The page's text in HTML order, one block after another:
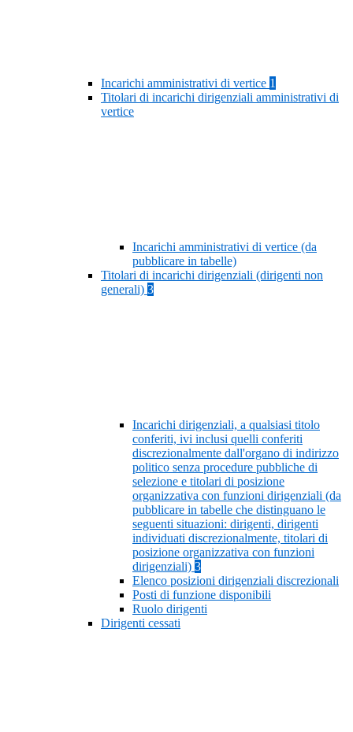
Incarichi amministrativi di vertice 1
Titolari di incarichi dirigenziali amministrativi di
vertice
Incarichi amministrativi di vertice (da
pubblicare in tabelle)
Titolari di incarichi dirigenziali (dirigenti non
generali) 3
Incarichi dirigenziali, a qualsiasi titolo
conferiti, ivi inclusi quelli conferiti
discrezionalmente dall'organo di indirizzo
politico senza procedure pubbliche di
selezione e titolari di posizione
organizzativa con funzioni dirigenziali (da
pubblicare in tabelle che distinguano le
seguenti situazioni: dirigenti, dirigenti
individuati discrezionalmente, titolari di
posizione organizzativa con funzioni
dirigenziali) 3
Elenco posizioni dirigenziali discrezionali
Posti di funzione disponibili
Ruolo dirigenti
Dirigenti cessati